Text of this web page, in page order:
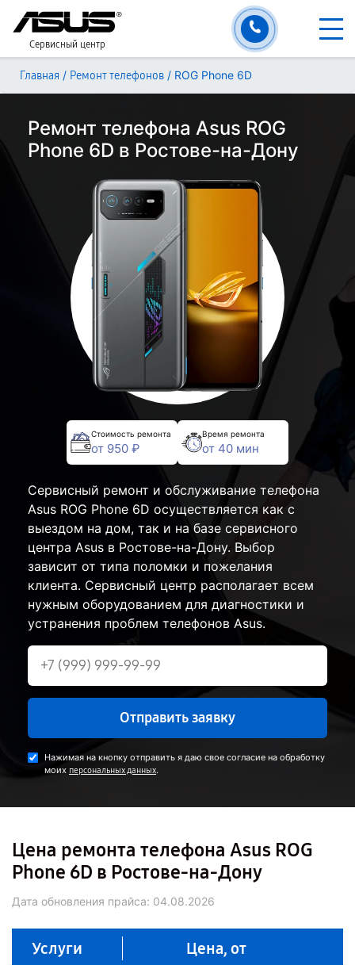
Сервисный центр
Главная / Ремонт телефонов / ROG Phone 6D
Ремонт телефона Asus ROG
Phone 6D в Ростове-на-Дону
Стоимость ремонта
от 950 ₽
Время ремонта
от 40 мин
Сервисный ремонт и обслуживание телефона
Asus ROG Phone 6D осуществляется как с
выездом на дом, так и на базе сервисного
центра Asus в Ростове-на-Дону. Выбор
зависит от типа поломки и пожелания
клиента. Сервисный центр располагает всем
нужным оборудованием для диагностики и
устранения проблем телефонов Asus.
Отправить заявку
Нажимая на кнопку отправить я даю свое согласие на обработку
моих персональных данных.
Цена ремонта телефона Asus ROG
Phone 6D в Ростове-на-Дону
Дата обновления прайса: 04.08.2026
Услуги Цена, от